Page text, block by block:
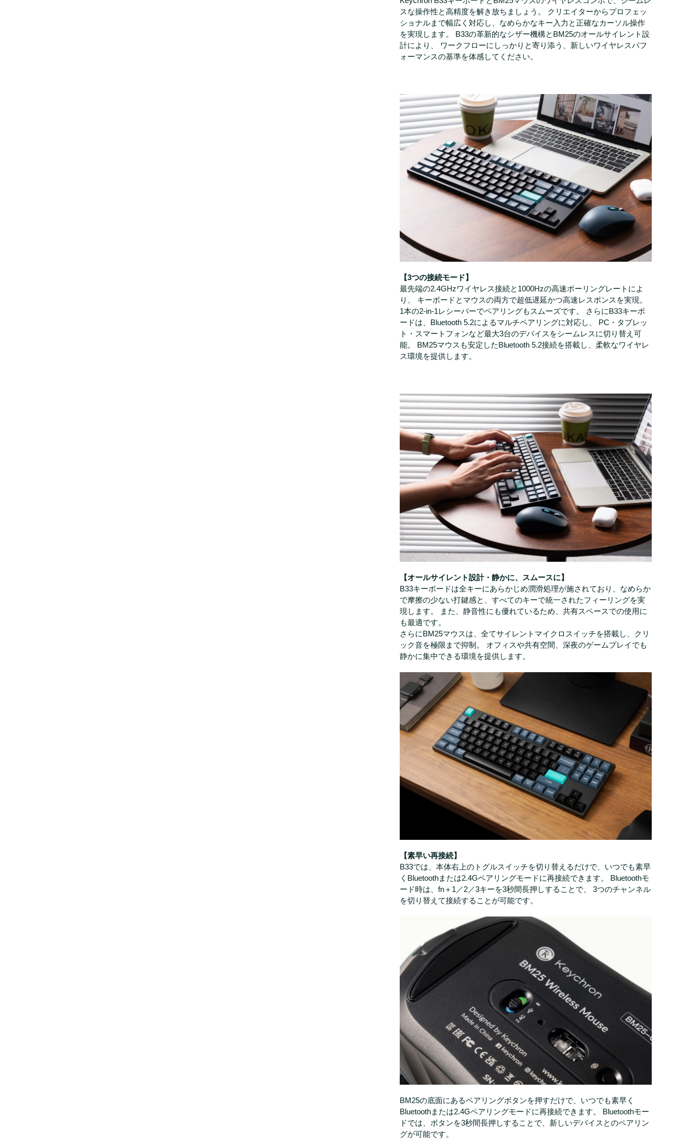
スな操作性と高精度を解き放ちましょう。 クリエイターからプロフェッ
ショナルまで幅広く対応し、なめらかなキー入力と正確なカーソル操作
を実現します。 B33の革新的なシザー機構とBM25のオールサイレント設
計により、 ワークフローにしっかりと寄り添う、新しいワイヤレスパフ
ォーマンスの基準を体感してください。
【3つの接続モード】
最先端の2.4GHzワイヤレス接続と1000Hzの高速ポーリングレートによ
り、 キーボードとマウスの両方で超低遅延かつ高速レスポンスを実現。
1本の2-in-1レシーバーでペアリングもスムーズです。 さらにB33キーボ
ードは、Bluetooth 5.2によるマルチペアリングに対応し、 PC・タブレッ
ト・スマートフォンなど最大3台のデバイスをシームレスに切り替え可
能。 BM25マウスも安定したBluetooth 5.2接続を搭載し、柔軟なワイヤレ
ス環境を提供します。
【オールサイレント設計・静かに、スムースに】
B33キーボードは全キーにあらかじめ潤滑処理が施されており、なめらか
で摩擦の少ない打鍵感と、すべてのキーで統一されたフィーリングを実
現します。 また、静音性にも優れているため、共有スペースでの使用に
も最適です。
さらにBM25マウスは、全てサイレントマイクロスイッチを搭載し、クリ
ック音を極限まで抑制。 オフィスや共有空間、深夜のゲームプレイでも
静かに集中できる環境を提供します。
【素早い再接続】
B33では、本体右上のトグルスイッチを切り替えるだけで、いつでも素早
くBluetoothまたは2.4Gペアリングモードに再接続できます。 Bluetoothモ
ード時は、fn＋1／2／3キーを3秒間長押しすることで、 3つのチャンネル
を切り替えて接続することが可能です。
BM25の底面にあるペアリングボタンを押すだけで、いつでも素早く
Bluetoothまたは2.4Gペアリングモードに再接続できます。 Bluetoothモー
ドでは、ボタンを3秒間長押しすることで、新しいデバイスとのペアリン
グが可能です。